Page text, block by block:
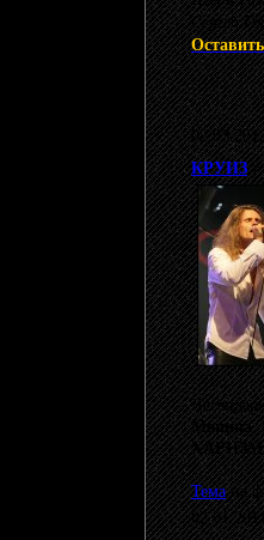
Сергей
КРУИЗ
Монина.
Темана